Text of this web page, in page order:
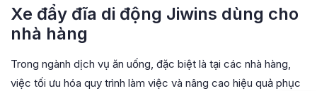
Xe đẩy đĩa di động Jiwins dùng cho
nhà hàng
Trong ngành dịch vụ ăn uống, đặc biệt là tại các nhà hàng,
việc tối ưu hóa quy trình làm việc và nâng cao hiệu quả phục